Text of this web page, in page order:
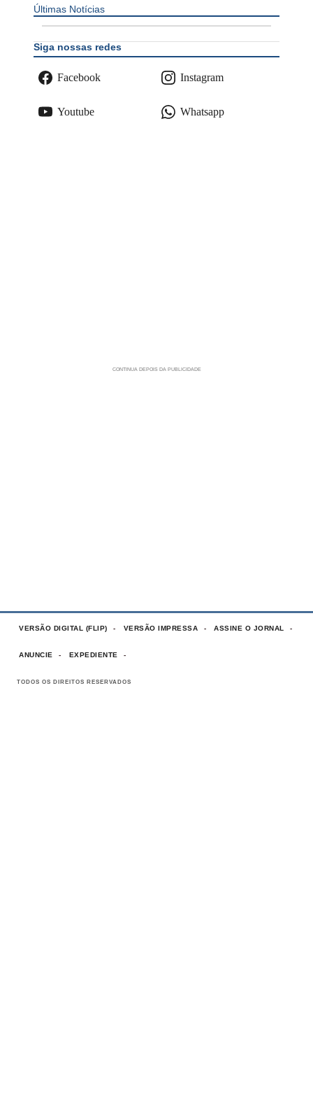
Últimas Notícias
Siga nossas redes
Facebook Instagram
Youtube Whatsapp
VERSÃO DIGITAL (FLIP) VERSÃO IMPRESSA ASSINE O JORNAL
ANUNCIE EXPEDIENTE
TODOS OS DIREITOS RESERVADOS